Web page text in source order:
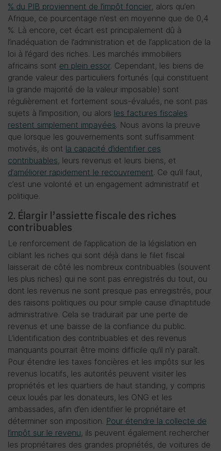
% du PIB proviennent de l’impôt foncier, alors qu’en
Afrique, ce pourcentage n’est en moyenne que de 0,4
%. Là encore, cet écart est principalement dû à
l’inadéquation de l’administration et de l’application de la
loi à l’égard des riches. Les marchés immobiliers
africains sont en plein essor. Cependant, les biens de
grande valeur des particuliers fortunés (qui constituent
la grande majorité de la valeur imposable) sont
régulièrement et fortement sous-évalués, ne sont pas
sujets à l’imposition, ou alors les factures fiscales
restent simplement impayées. Nous avons la preuve
que lorsque les gouvernements sont suffisamment
motivés, ils ont la capacité d’identifier ces
contribuables, leurs revenus et leurs biens, et
d’améliorer rapidement le recouvrement. Ce qu’il faut,
c’est une volonté et un engagement administratif et
politique.
2. Élargir l’assiette fiscale des riches
contribuables
Le renforcement de l’application de la législation en
ciblant les riches qui sont déjà dans le filet fiscal
laisserait de côté les nombreux contribuables (souvent
les plus riches) qui ne sont pas enregistrés du tout, ou
dont les revenus ne sont presque pas enregistrés, pour
des raisons politiques ou pour simple cause d’inaptitude
administrative. Cela se traduirait par une perte de
revenus et une baisse de la confiance du public.
L’identification des contribuables et des revenus
manquants pourrait être moins difficile qu’il n’y paraît.
Pour étendre les taxes foncières et les impôts sur les
revenus locatifs, les autorités peuvent visiter les
propriétés et les quartiers de haut standing, y compris
ceux loués par les donateurs, les ONG et les
ambassades, afin d’en identifier le propriétaire et
déterminer son imposition. Pour étendre la collecte de
l’impôt sur le revenu, ils peuvent également rechercher
les propriétaires des grandes propriétés, de voitures de